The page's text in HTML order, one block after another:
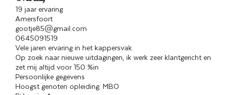
19 jaar ervaring
Amersfoort
gootje85@gmail.com
0645091519
Vele jaren ervaring in het kappersvak.
Op zoek naar nieuwe uitdagingen, ik werk zeer klantgericht en
zet mij altijd voor 150 %in
Persoonlijke gegevens
Hoogst genoten opleiding: MBO